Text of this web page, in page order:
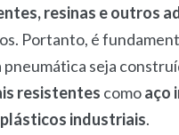
resinas e outros
Portanto, é
pneumática seja
resistentes comoaço
industriais.